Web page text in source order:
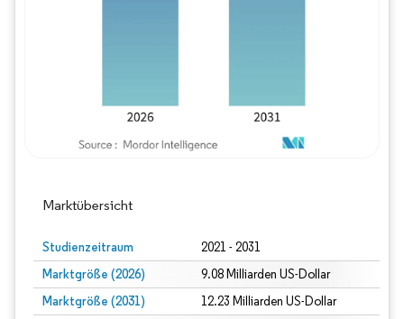
Marktübersicht
Studienzeitraum 2021 - 2031
Marktgröße (2026) 9.08 Milliarden US-Dollar
Marktgröße (2031) 12.23 Milliarden US-Dollar